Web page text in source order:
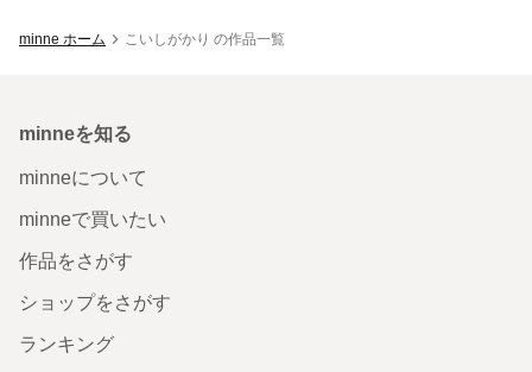
minne ホーム こいしがかり の作品一覧
minneを知る
minneについて
minneで買いたい
作品をさがす
ショップをさがす
ランキング